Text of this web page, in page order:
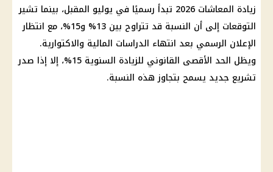
زيادة المعاشات 2026
تبدأ رسميًا في يوليو المقبل، بينما تشير
التوقعات إلى أن النسبة قد تتراوح بين 13% و15%، مع انتظار
الإعلان الرسمي بعد انتهاء الدراسات المالية والاكتوارية.
ويظل الحد الأقصى القانوني للزيادة السنوية 15%، إلا إذا صدر
تشريع جديد يسمح بتجاوز هذه النسبة.